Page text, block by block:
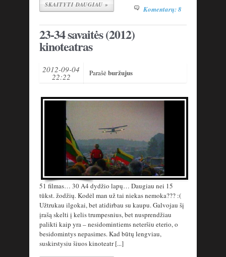
SKAITYTI DAUGIAU » Komentarų: 8
23-34 savaitės (2012)
kinoteatras
2012-09-04
22:22 Parašėburžujus
51 filmas… 30 A4 dydžio lapų… Daugiau nei 15
tūkst. žodžių. Kodėl man už tai niekas nemoka??? :(
Užtrukau ilgokai, bet atidirbau su kaupu. Galvojau šį
įrašą skelti į kelis trumpesnius, bet nusprendžiau
palikti kaip yra – nesidomintiems neteršiu eterio, o
besidomintys nepasimes. Kad būtų lengviau,
suskirstysiu šiuos kinoteatr [...]